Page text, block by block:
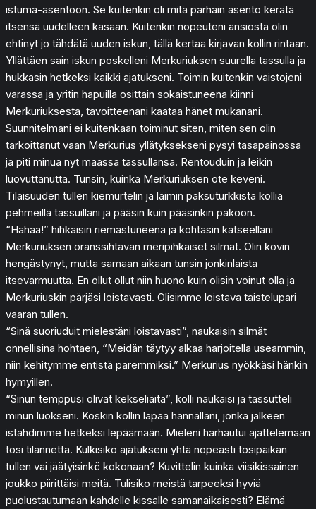
istuma-asentoon. Se kuitenkin oli mitä parhain asento kerätä
itsensä uudelleen kasaan. Kuitenkin nopeuteni ansiosta olin
ehtinyt jo tähdätä uuden iskun, tällä kertaa kirjavan kollin rintaan.
Yllättäen sain iskun poskelleni Merkuriuksen suurella tassulla ja
hukkasin hetkeksi kaikki ajatukseni. Toimin kuitenkin vaistojeni
varassa ja yritin hapuilla osittain sokaistuneena kiinni
Merkuriuksesta, tavoitteenani kaataa hänet mukanani.
Suunnitelmani ei kuitenkaan toiminut siten, miten sen olin
tarkoittanut vaan Merkurius yllätyksekseni pysyi tasapainossa
ja piti minua nyt maassa tassullansa. Rentouduin ja leikin
luovuttanutta. Tunsin, kuinka Merkuriuksen ote keveni.
Tilaisuuden tullen kiemurtelin ja läimin paksuturkkista kollia
pehmeillä tassuillani ja pääsin kuin pääsinkin pakoon.
“Hahaa!” hihkaisin riemastuneena ja kohtasin katseellani
Merkuriuksen oranssihtavan meripihkaiset silmät. Olin kovin
hengästynyt, mutta samaan aikaan tunsin jonkinlaista
itsevarmuutta. En ollut ollut niin huono kuin olisin voinut olla ja
Merkuriuskin pärjäsi loistavasti. Olisimme loistava taistelupari
vaaran tullen.
“Sinä suoriuduit mielestäni loistavasti”, naukaisin silmät
onnellisina hohtaen, “Meidän täytyy alkaa harjoitella useammin,
niin kehitymme entistä paremmiksi.” Merkurius nyökkäsi hänkin
hymyillen.
“Sinun temppusi olivat kekseliäitä”, kolli naukaisi ja tassutteli
minun luokseni. Koskin kollin lapaa hännälläni, jonka jälkeen
istahdimme hetkeksi lepäämään. Mieleni harhautui ajattelemaan
tosi tilannetta. Kulkisiko ajatukseni yhtä nopeasti tosipaikan
tullen vai jäätyisinkö kokonaan? Kuvittelin kuinka viisikissainen
joukko piirittäisi meitä. Tulisiko meistä tarpeeksi hyviä
puolustautumaan kahdelle kissalle samanaikaisesti? Elämä